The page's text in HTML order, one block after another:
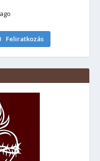
Feliratkozás